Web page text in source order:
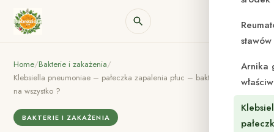
Arnika
Home/Bakterie i zakażenia/
Klebsiella pneumoniae – pałeczka zapalenia płuc – bakteria odporna
na wszystko ?
BAKTERIE I ZAKAŻENIA